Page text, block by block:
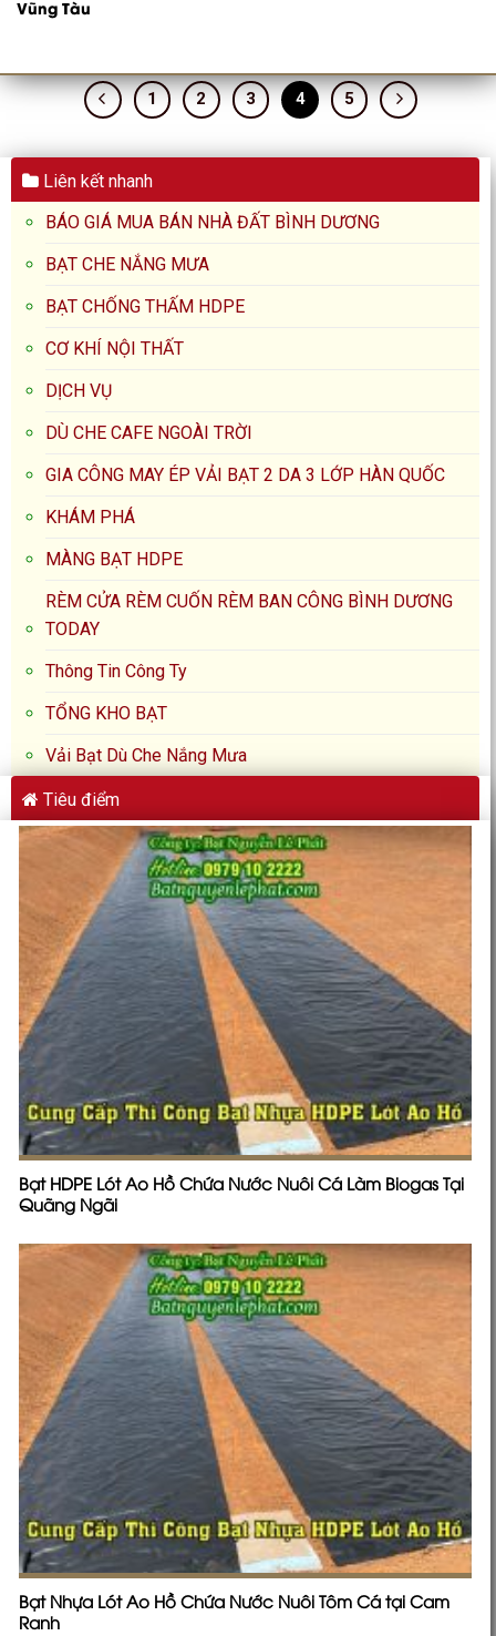
Vũng Tàu
1 2 3 4 5
Liên kết nhanh
BÁO GIÁ MUA BÁN NHÀ ĐẤT BÌNH DƯƠNG
BẠT CHE NẮNG MƯA
BẠT CHỐNG THẤM HDPE
CƠ KHÍ NỘI THẤT
DỊCH VỤ
DÙ CHE CAFE NGOÀI TRỜI
GIA CÔNG MAY ÉP VẢI BẠT 2 DA 3 LỚP HÀN QUỐC
KHÁM PHÁ
MÀNG BẠT HDPE
RÈM CỬA RÈM CUỐN RÈM BAN CÔNG BÌNH DƯƠNG
TODAY
Thông Tin Công Ty
TỔNG KHO BẠT
Vải Bạt Dù Che Nắng Mưa
Tiêu điểm
Bạt HDPE Lót Ao Hồ Chứa Nước Nuôi Cá Làm Biogas Tại
Quãng Ngãi
Bạt Nhựa Lót Ao Hồ Chứa Nước Nuôi Tôm Cá tại Cam
Ranh